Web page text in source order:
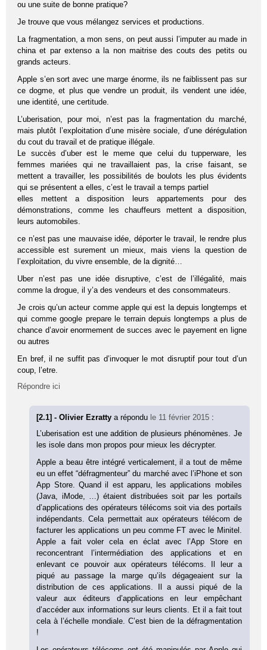
ou une suite de bonne pratique?
Je trouve que vous mélangez services et productions.
La fragmentation, a mon sens, on peut aussi l’imputer au made in
china et par extenso a la non maitrise des couts des petits ou
grands acteurs.
Apple s’en sort avec une marge énorme, ils ne faiblissent pas sur
ce dogme, et plus que vendre un produit, ils vendent une idée,
une identité, une certitude.
L’uberisation, pour moi, n’est pas la fragmentation du marché,
mais plutôt l’exploitation d’une misère sociale, d’une dérégulation
du cout du travail et de pratique illégale.
Le succès d’uber est le meme que celui du tupperware, les
femmes mariées qui ne travaillaient pas, la crise faisant, se
mettent a travailler, les possibilités de boulots les plus évidents
qui se présentent a elles, c’est le travail a temps partiel
elles mettent a disposition leurs appartements pour des
démonstrations, comme les chauffeurs mettent a disposition,
leurs automobiles.
ce n’est pas une mauvaise idée, déporter le travail, le rendre plus
accessible est surement un mieux, mais viens la question de
l’exploitation, du vivre ensemble, de la dignité…
Uber n’est pas une idée disruptive, c’est de l’illégalité, mais
comme la drogue, il y’a des vendeurs et des consommateurs.
Je crois qu’un acteur comme apple qui est la depuis longtemps et
qui comme google prepare le terrain depuis longtemps a plus de
chance d’avoir enormement de succes avec le payement en ligne
ou autres
En bref, il ne suffit pas d’invoquer le mot disruptif pour tout d’un
coup, l’etre.
Répondre ici
[2.1] - Olivier Ezrattya répondu le 11 février 2015 :
L’uberisation est une addition de plusieurs phénomènes. Je
les isole dans mon propos pour mieux les décrypter.
Apple a beau être intégré verticalement, il a tout de même
eu un effet “défragmenteur” du marché avec l’iPhone et son
App Store. Quand il est apparu, les applications mobiles
(Java, iMode, …) étaient distribuées soit par les portails
d’applications des opérateurs télécoms soit via des portails
indépendants. Cela permettait aux opérateurs télécom de
facturer les applications un peu comme FT avec le Minitel.
Apple a fait voler cela en éclat avec l’App Store en
reconcentrant l’intermédiation des applications et en
enlevant ce pouvoir aux opérateurs télécoms. Il leur a
piqué au passage la marge qu’ils dégageaient sur la
distribution de ces applications. Il a aussi piqué de la
valeur aux éditeurs d’applications en leur empêchant
d’accéder aux informations sur leurs clients. Et il a fait tout
cela à l’échelle mondiale. C’est bien de la défragmentation
!